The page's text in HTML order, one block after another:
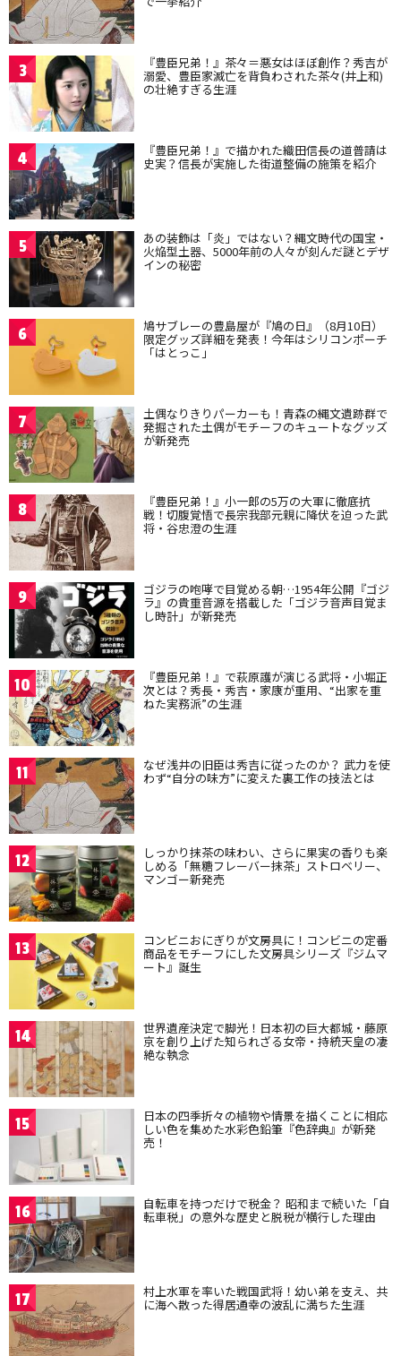
3 『豊臣兄弟！』茶々＝悪女はほぼ創作？秀吉が
溺愛、豊臣家滅亡を背負わされた茶々(井上和)
の壮絶すぎる生涯
4 『豊臣兄弟！』で描かれた織田信長の道普請は
史実？信長が実施した街道整備の施策を紹介
5 あの装飾は「炎」ではない？縄文時代の国宝・
火焔型土器、5000年前の人々が刻んだ謎とデザ
インの秘密
6 鳩サブレーの豊島屋が『鳩の日』（8月10日）
限定グッズ詳細を発表！今年はシリコンポーチ
「はとっこ」
7 土偶なりきりパーカーも！青森の縄文遺跡群で
発掘された土偶がモチーフのキュートなグッズ
が新発売
8 『豊臣兄弟！』小一郎の5万の大軍に徹底抗
戦！切腹覚悟で長宗我部元親に降伏を迫った武
将・谷忠澄の生涯
9 ゴジラの咆哮で目覚める朝…1954年公開『ゴジ
ラ』の貴重音源を搭載した「ゴジラ音声目覚ま
し時計」が新発売
10 『豊臣兄弟！』で萩原護が演じる武将・小堀正
次とは？秀長・秀吉・家康が重用、“出家を重
ねた実務派”の生涯
11 なぜ浅井の旧臣は秀吉に従ったのか？ 武力を使
わず“自分の味方”に変えた裏工作の技法とは
12 しっかり抹茶の味わい、さらに果実の香りも楽
しめる「無糖フレーバー抹茶」ストロベリー、
マンゴー新発売
13 コンビニおにぎりが文房具に！コンビニの定番
商品をモチーフにした文房具シリーズ『ジムマ
ート』誕生
14 世界遺産決定で脚光！日本初の巨大都城・藤原
京を創り上げた知られざる女帝・持統天皇の凄
絶な執念
15 日本の四季折々の植物や情景を描くことに相応
しい色を集めた水彩色鉛筆『色辞典』が新発
売！
16 自転車を持つだけで税金？ 昭和まで続いた「自
転車税」の意外な歴史と脱税が横行した理由
17 村上水軍を率いた戦国武将！幼い弟を支え、共
に海へ散った得居通幸の波乱に満ちた生涯